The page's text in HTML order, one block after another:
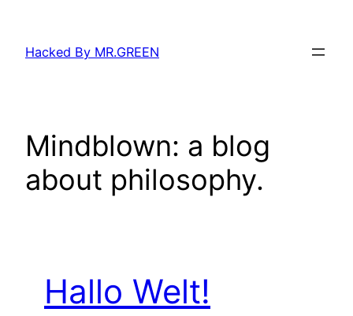
springen
Hacked By MR.GREEN
Mindblown: a blog
about philosophy.
Hallo Welt!